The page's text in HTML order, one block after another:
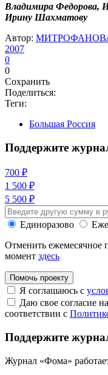
Владимира Федорова,
Ирину Шахматову
Автор:
2007
0
0
Сохранить
Поделиться:
Теги:
Большая Россия
Поддержите
700 ₽
1 500 ₽
5 500 ₽
Единоразово
Отменить ежемесячное
момент здесь
Помочь проекту
Я соглашаюсь с
Даю свое согласие на
соответствии с
Поддержите
Журнал «Фома»